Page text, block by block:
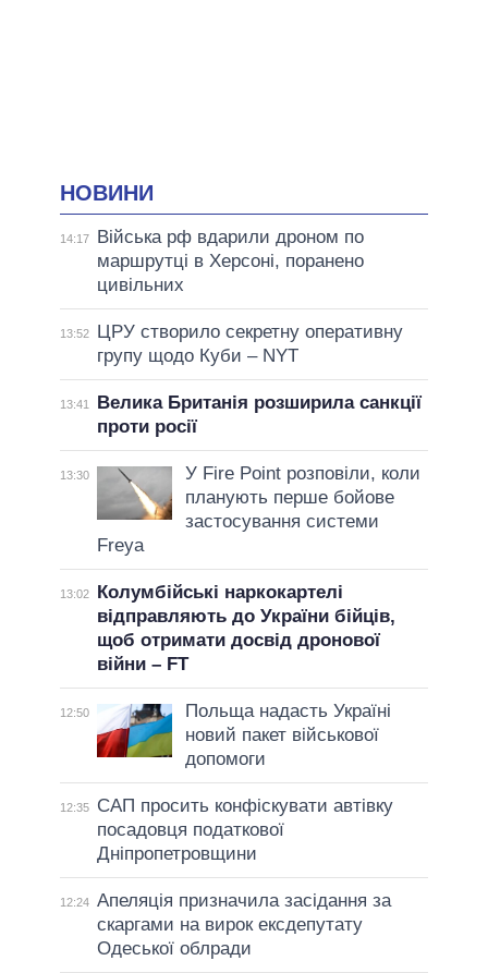
НОВИНИ
14:17
Війська рф вдарили дроном по
маршрутці в Херсоні, поранено
цивільних
13:52
ЦРУ створило секретну оперативну
групу щодо Куби – NYT
13:41
Велика Британія розширила санкції
проти росії
13:30
У Fire Point розповіли, коли
планують перше бойове
застосування системи
Freya
13:02
Колумбійські наркокартелі
відправляють до України бійців,
щоб отримати досвід дронової
війни – FT
12:50
Польща надасть Україні
новий пакет військової
допомоги
12:35
САП просить конфіскувати автівку
посадовця податкової
Дніпропетровщини
12:24 Апеляція призначила засідання за
скаргами на вирок ексдепутату
Одеської облради